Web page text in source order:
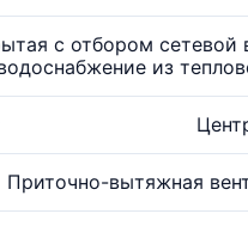
с отбором сетевой
из
Приточно-вытяжная